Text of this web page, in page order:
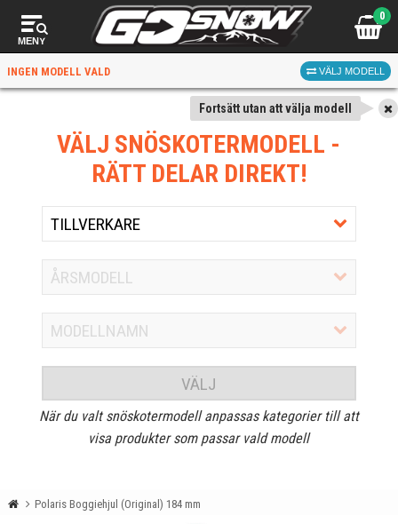
MENY
0
INGEN MODELL VALD VÄLJ MODELL
Fortsätt utan att välja modell
VÄLJ SNÖSKOTERMODELL -
RÄTT DELAR DIREKT!
VÄLJ
När du valt snöskotermodell anpassas kategorier till att
visa produkter som passar vald modell
Polaris Boggiehjul (Original) 184 mm